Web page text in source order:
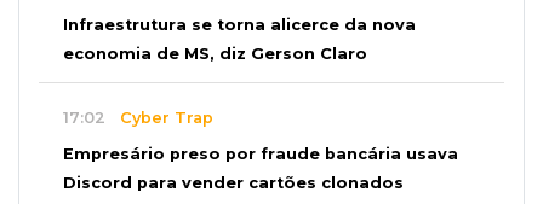
Infraestrutura se torna alicerce da nova
economia de MS, diz Gerson Claro
17:02 Cyber Trap
Empresário preso por fraude bancária usava
Discord para vender cartões clonados